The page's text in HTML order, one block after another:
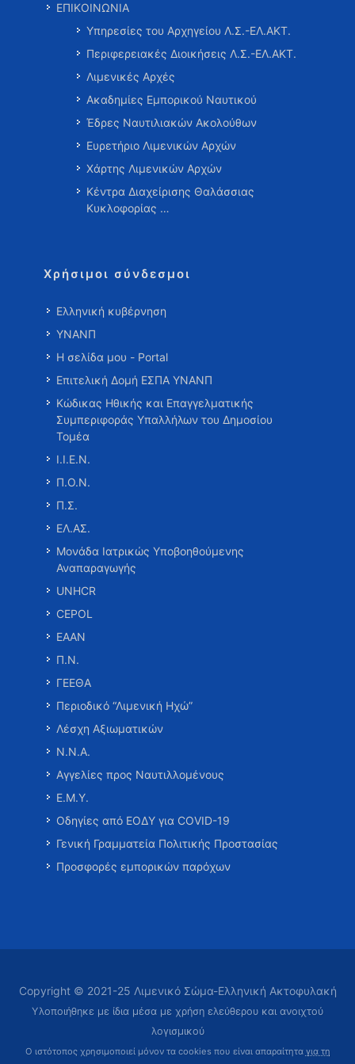
ΕΠΙΚΟΙΝΩΝΙΑ
Υπηρεσίες του Αρχηγείου Λ.Σ.-ΕΛ.ΑΚΤ.
Περιφερειακές Διοικήσεις Λ.Σ.-ΕΛ.ΑΚΤ.
Λιμενικές Αρχές
Ακαδημίες Εμπορικού Ναυτικού
Έδρες Ναυτιλιακών Ακολούθων
Ευρετήριο Λιμενικών Αρχών
Χάρτης Λιμενικών Αρχών
Κέντρα Διαχείρισης Θαλάσσιας
Κυκλοφορίας …
Χρήσιμοι σύνδεσμοι
Ελληνική κυβέρνηση
ΥΝΑΝΠ
Η σελίδα μου - Portal
Επιτελική Δομή ΕΣΠΑ ΥΝΑΝΠ
Κώδικας Ηθικής και Επαγγελματικής
Συμπεριφοράς Υπαλλήλων του Δημοσίου
Τομέα
Ι.Ι.Ε.Ν.
Π.Ο.Ν.
Π.Σ.
ΕΛ.ΑΣ.
Μονάδα Ιατρικώς Υποβοηθούμενης
Αναπαραγωγής
UNHCR
CEPOL
ΕΑΑΝ
Π.Ν.
ΓΕΕΘΑ
Περιοδικό “Λιμενική Ηχώ”
Λέσχη Αξιωματικών
Ν.Ν.Α.
Αγγελίες προς Ναυτιλλομένους
Ε.Μ.Υ.
Οδηγίες από ΕΟΔΥ για COVID-19
Γενική Γραμματεία Πολιτικής Προστασίας
Προσφορές εμπορικών παρόχων
Copyright © 2021-25 Λιμενικό Σώμα-Ελληνική Ακτοφυλακή
Υλοποιήθηκε με ίδια μέσα με χρήση ελεύθερου και ανοιχτού
λογισμικού
Ο ιστότοπος χρησιμοποιεί μόνον τα cookies που είναι απαραίτητα για τη